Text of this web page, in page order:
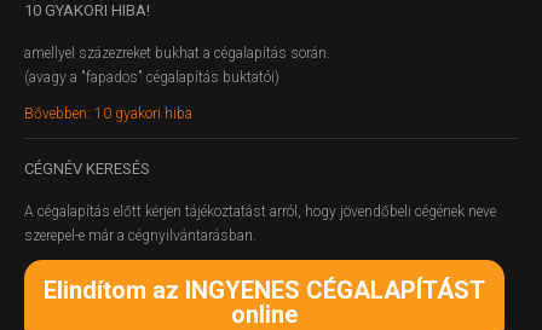
10 GYAKORI HIBA!
amellyel százezreket bukhat a cégalapítás során.
(avagy a "fapados" cégalapítás buktatói)
Bővebben: 10 gyakori hiba
CÉGNÉV KERESÉS
A cégalapítás előtt kérjen tájékoztatást arról, hogy jövendőbeli cégének neve
szerepel-e már a cégnyilvántarásban.
Elindítom az INGYENES CÉGALAPÍTÁST
online